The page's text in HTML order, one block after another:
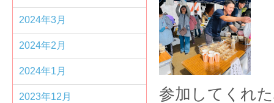
参加してくれ
2024年3月
2024年2月
2024年1月
2023年12月